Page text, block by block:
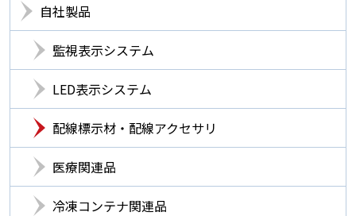
自社製品
監視表示システム
LED表示システム
配線標示材・配線アクセサリ
医療関連品
冷凍コンテナ関連品